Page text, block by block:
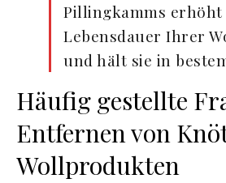
Pillingkamms erhöht
Lebensdauer Ihrer
und hält sie in
Häufig gestellte
Entfernen von
Wollprodukten